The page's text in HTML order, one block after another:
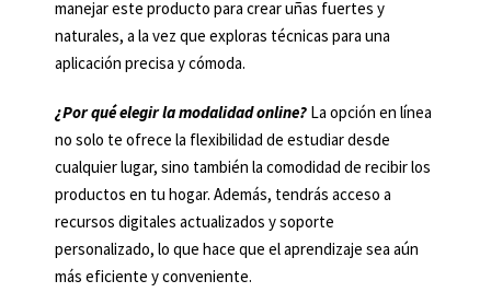
manejar este producto para crear uñas fuertes y
naturales, a la vez que exploras técnicas para una
aplicación precisa y cómoda.
¿Por qué elegir la modalidad online? La opción en línea
no solo te ofrece la flexibilidad de estudiar desde
cualquier lugar, sino también la comodidad de recibir los
productos en tu hogar. Además, tendrás acceso a
recursos digitales actualizados y soporte
personalizado, lo que hace que el aprendizaje sea aún
más eficiente y conveniente.